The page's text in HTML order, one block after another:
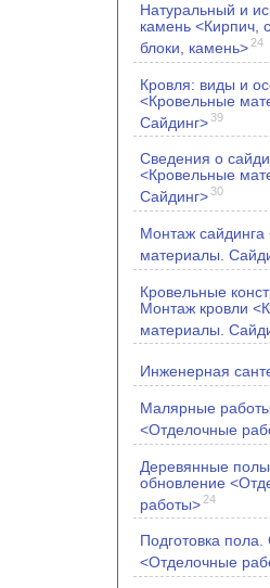
Натуральный и
камень <Кирпич,
блоки, камень> 24
Кровля: виды и
<Кровельные
Сайдинг>39
Сведения о
<Кровельные
Сайдинг>30
Монтаж
материалы.
Кровельные
Монтаж кровли
материалы.
Инженерная
Малярные работы
<Отделочные
Деревянные
обновление
работы> 24
Подготовка пола.
<Отделочные